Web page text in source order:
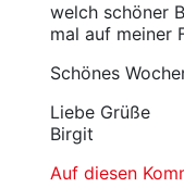
welch schöner
mal auf meiner
Schönes
Liebe Grüße
Birgit
Auf diesen